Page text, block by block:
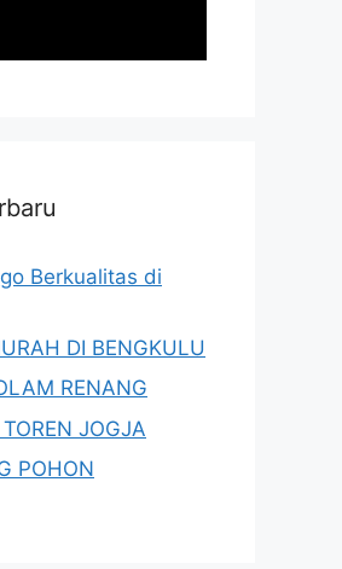
Berkualitas di
DI BENGKULU
RENANG
JOGJA
POHON